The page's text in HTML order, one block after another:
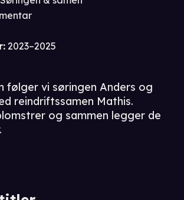
: 2023–2025
følger vi søringen Anders og
reindriftssamen Mathis.
og sammen legger de